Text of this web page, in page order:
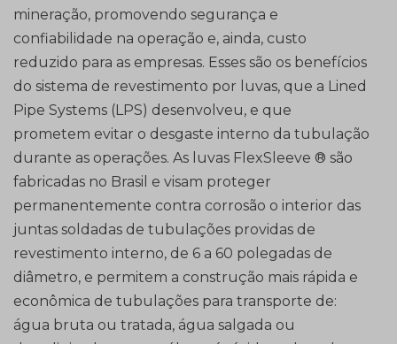
mineração, promovendo segurança e
confiabilidade na operação e, ainda, custo
reduzido para as empresas. Esses são os benefícios
do sistema de revestimento por luvas, que a Lined
Pipe Systems (LPS) desenvolveu, e que
prometem evitar o desgaste interno da tubulação
durante as operações. As luvas FlexSleeve ® são
fabricadas no Brasil e visam proteger
permanentemente contra corrosão o interior das
juntas soldadas de tubulações providas de
revestimento interno, de 6 a 60 polegadas de
diâmetro, e permitem a construção mais rápida e
econômica de tubulações para transporte de:
água bruta ou tratada, água salgada ou